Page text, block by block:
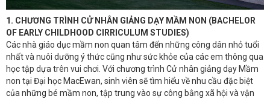
1. CHƯƠNG TRÌNH CỬ NHÂN GIẢNG DẠY MẦM NON (BACHELOR
OF EARLY CHILDHOOD CIRRICULUM STUDIES)
Các nhà giáo dục mầm non quan tâm đến những công dân nhỏ tuổi
nhất và nuôi dưỡng ý thức cũng như sức khỏe của các em thông qua
học tập dựa trên vui chơi. Với chương trình Cử nhân giảng dạy Mầm
non tại Đại học MacEwan, sinh viên sẽ tìm hiểu về nhu cầu đặc biệt
của những bé mầm non, tập trung vào sự công bằng xã hội và vận